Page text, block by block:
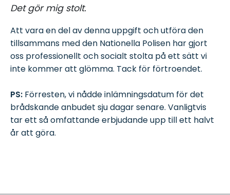
Det gör mig stolt.
Att vara en del av denna uppgift och utföra den
tillsammans med den Nationella Polisen har gjort
oss professionellt och socialt stolta på ett sätt vi
inte kommer att glömma. Tack för förtroendet.
PS: Förresten, vi nådde inlämningsdatum för det
brådskande anbudet sju dagar senare. Vanligtvis
tar ett så omfattande erbjudande upp till ett halvt
år att göra.